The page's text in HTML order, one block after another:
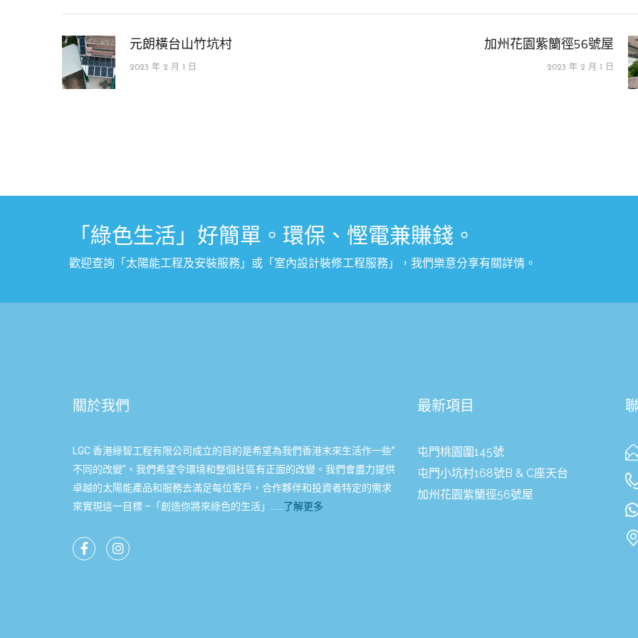
元朗橫台山竹坑村
2023 年 2 月 1 日
加州花園紫籣徑56號屋
2023 年 2 月 1 日
「綠色生活」好簡單。環保、慳電兼賺錢。
歡迎查詢「太陽能工程及安裝服務」或 「 室內設計裝修工程服務 」 ，我們樂意分享有關詳情。
關於我們
LGC 香港綠智工程有限公司成立的目的是希望為我們香港末來生活作一些”
不同的改變”。我們希望令環境和整個社區有正面的改變。我們會盡力提供
卓越的太陽能產品和服務去滿足每位客戶，合作夥伴和投資者特定的需求
來實現這一目標 –「創造你將來綠色的生活」……了解更多
最新項目
屯門桃園圍145號
屯門小坑村168號B & C座天台
加州花園紫籣徑56號屋